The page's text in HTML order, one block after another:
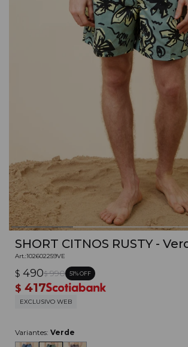
SHORT CITNOS RUSTY -
102602259VE
$ 490$ 990 51
$ 417
EXCLUSIVO WEB
Variantes: Verde